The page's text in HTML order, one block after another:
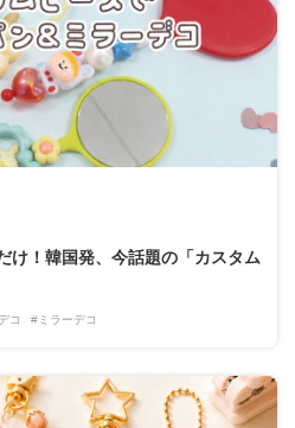
け！韓国発、今話題の「カスタム
コ #ミラーデコ